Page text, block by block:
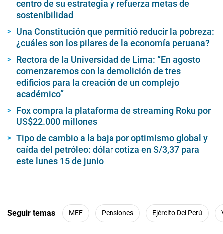
centro de su estrategia y refuerza metas de
sostenibilidad
Una Constitución que permitió reducir la pobreza:
¿cuáles son los pilares de la economía peruana?
Rectora de la Universidad de Lima: “En agosto
comenzaremos con la demolición de tres
edificios para la creación de un complejo
académico”
Fox compra la plataforma de streaming Roku por
US$22.000 millones
Tipo de cambio a la baja por optimismo global y
caída del petróleo: dólar cotiza en S/3,37 para
este lunes 15 de junio
Seguir temas MEF Pensiones Ejército Del Perú